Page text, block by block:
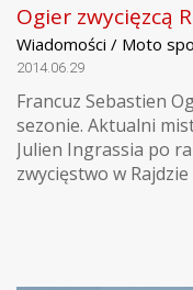
Ogier zwycięzcą
Wiadomości / Moto
2014.06.29
Francuz Sebastien
sezonie. Aktualni
Julien Ingrassia po
zwycięstwo w